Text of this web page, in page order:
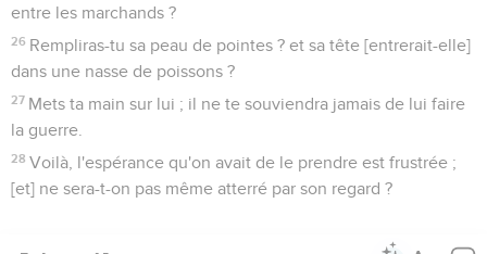
entre les marchands ?
26 Rempliras-tu sa peau de pointes ? et sa tête [entrerait-elle]
dans une nasse de poissons ?
27 Mets ta main sur lui ; il ne te souviendra jamais de lui faire
la guerre.
28 Voilà, l'espérance qu'on avait de le prendre est frustrée ;
[et] ne sera-t-on pas même atterré par son regard ?